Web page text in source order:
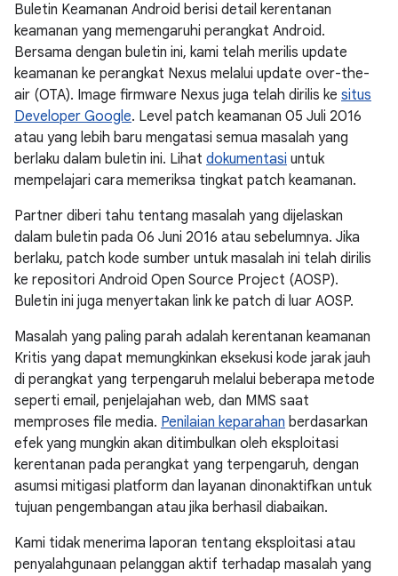
Buletin Keamanan Android berisi detail kerentanan
keamanan yang memengaruhi perangkat Android.
Bersama dengan buletin ini, kami telah merilis update
keamanan ke perangkat Nexus melalui update over-the-
air (OTA). Image firmware Nexus juga telah dirilis ke situs
Developer Google. Level patch keamanan 05 Juli 2016
atau yang lebih baru mengatasi semua masalah yang
berlaku dalam buletin ini. Lihat dokumentasi untuk
mempelajari cara memeriksa tingkat patch keamanan.
Partner diberi tahu tentang masalah yang dijelaskan
dalam buletin pada 06 Juni 2016 atau sebelumnya. Jika
berlaku, patch kode sumber untuk masalah ini telah dirilis
ke repositori Android Open Source Project (AOSP).
Buletin ini juga menyertakan link ke patch di luar AOSP.
Masalah yang paling parah adalah kerentanan keamanan
Kritis yang dapat memungkinkan eksekusi kode jarak jauh
di perangkat yang terpengaruh melalui beberapa metode
seperti email, penjelajahan web, dan MMS saat
memproses file media. Penilaian keparahan berdasarkan
efek yang mungkin akan ditimbulkan oleh eksploitasi
kerentanan pada perangkat yang terpengaruh, dengan
asumsi mitigasi platform dan layanan dinonaktifkan untuk
tujuan pengembangan atau jika berhasil diabaikan.
Kami tidak menerima laporan tentang eksploitasi atau
penyalahgunaan pelanggan aktif terhadap masalah yang